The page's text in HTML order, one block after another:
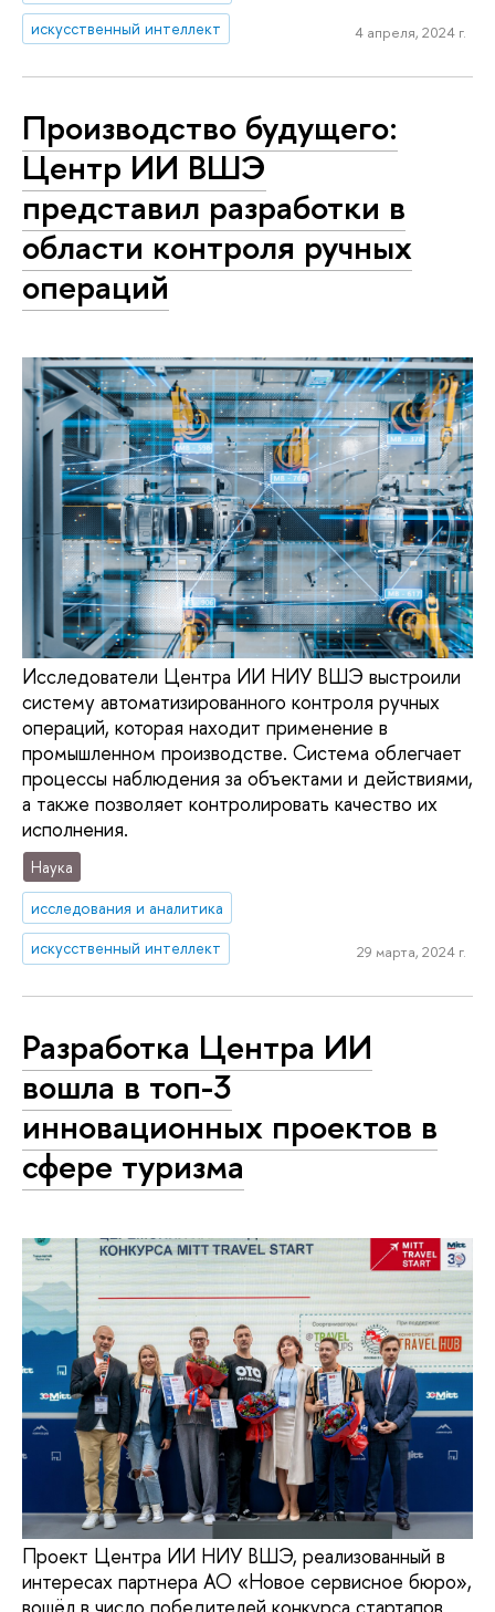
искусственный интеллект
4 апреля, 2024 г.
Производство будущего:
Центр ИИ ВШЭ
представил разработки в
области контроля ручных
операций
Исследователи Центра ИИ НИУ ВШЭ выстроили
систему автоматизированного контроля ручных
операций, которая находит применение в
промышленном производстве. Система облегчает
процессы наблюдения за объектами и действиями,
а также позволяет контролировать качество их
исполнения.
Наука
исследования и аналитика
искусственный интеллект
29 марта, 2024 г.
Разработка Центра ИИ
вошла в топ-3
инновационных проектов в
сфере туризма
Проект Центра ИИ НИУ ВШЭ, реализованный в
интересах партнера АО «Новое сервисное бюро»,